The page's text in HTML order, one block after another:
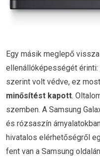
Egy másik meglepő
ellenállóképességét
szerint volt védve, ez
minősítést kapott.
szemben. A Samsung
és rózsaszín
hivatalos elérhetőségről
fent van a Samsung